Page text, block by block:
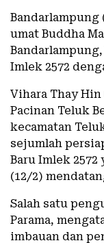
Bandarlampung
umat Buddha
Imlek 2572
Vihara Thay
Pacinan Teluk
kecamatan
sejumlah
Baru Imlek
(12/2)
Salah satu
Parama,
imbauan dan